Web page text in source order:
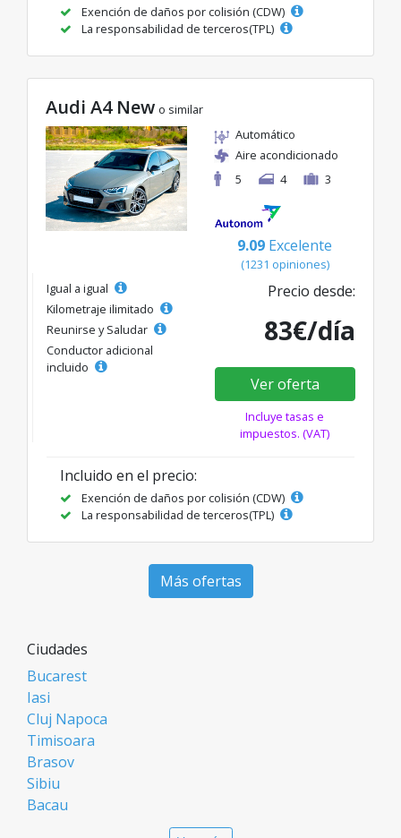
Exención de daños por colisión (CDW)
La responsabilidad de terceros(TPL)
Audi A4 New o similar
Automático
Aire acondicionado
5
4 3
9.09 Excelente
(1231 opiniones)
Igual a igual
Kilometraje ilimitado
Reunirse y Saludar
Conductor adicional
incluido
Precio desde:
83€/día
Ver oferta
Incluye tasas e
impuestos. (VAT)
Incluido en el precio:
Exención de daños por colisión (CDW)
La responsabilidad de terceros(TPL)
Más ofertas
Ciudades
Bucarest
Iasi
Cluj Napoca
Timisoara
Brasov
Sibiu
Bacau